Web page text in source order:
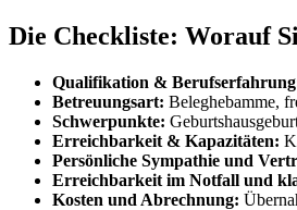
Die Checkliste: Worauf
Qualifikation &
Betreuungsart: Beleghebamme,
Schwerpunkte:
Erreichbarkeit & Kapazitäten:
Persönliche Sympathie und
Erreichbarkeit im Notfall und
Kosten und Abrechnung: